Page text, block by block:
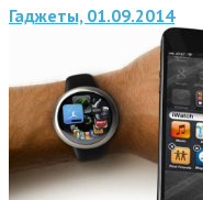
Гаджеты, 01.09.2014